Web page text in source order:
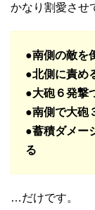
かなり割愛させ
●南側の敵を
●北側に責め
●大砲６発撃
●南側で大砲
●蓄積ダメー
る
…だけです。